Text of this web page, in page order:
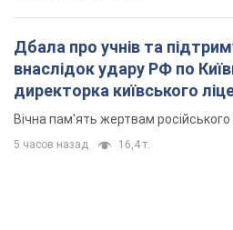
Дбала про учнів та
внаслідок удару РФ по
директорка київського
Вічна пам'ять жертвам російського
5 часов назад 16,4 т.